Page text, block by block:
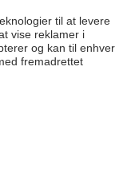
Timegrip?